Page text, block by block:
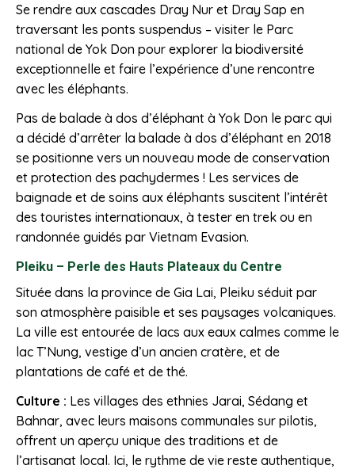
Se rendre aux cascades Dray Nur et Dray Sap en
traversant les ponts suspendus – visiter le Parc
national de Yok Don pour explorer la biodiversité
exceptionnelle et faire l’expérience d’une rencontre
avec les éléphants.
Pas de balade à dos d’éléphant à Yok Don le parc qui
a décidé d’arrêter la balade à dos d’éléphant en 2018
se positionne vers un nouveau mode de conservation
et protection des pachydermes ! Les services de
baignade et de soins aux éléphants suscitent l’intérêt
des touristes internationaux, à tester en trek ou en
randonnée guidés par Vietnam Evasion.
Pleiku – Perle des Hauts Plateaux du Centre
Située dans la province de Gia Lai, Pleiku séduit par
son atmosphère paisible et ses paysages volcaniques.
La ville est entourée de lacs aux eaux calmes comme le
lac T’Nung, vestige d’un ancien cratère, et de
plantations de café et de thé.
Culture : Les villages des ethnies Jarai, Sédang et
Bahnar, avec leurs maisons communales sur pilotis,
offrent un aperçu unique des traditions et de
l’artisanat local. Ici, le rythme de vie reste authentique,